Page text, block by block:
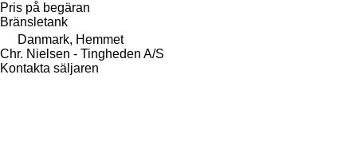
Pris på begäran
Bränsletank
Danmark, Hemmet
Chr. Nielsen - Tingheden A/S
Kontakta säljaren